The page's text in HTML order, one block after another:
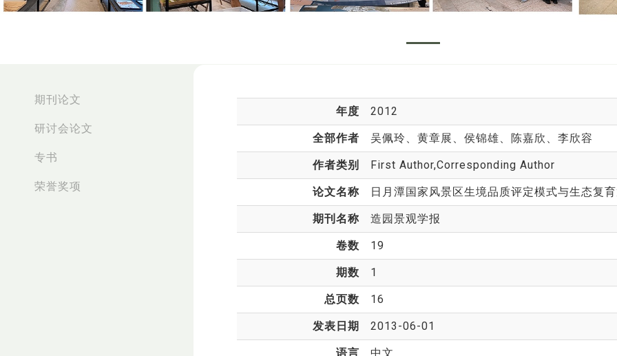
期刊论文
研讨会论文
专书
荣誉奖项
年度 2012
全部作者 吴佩玲 、黄章展、侯锦雄、陈嘉欣、李欣容
作者类别 First Author,Corresponding Author
论文名称 日月潭国家风景区生境品质评定模式与生态复
期刊名称 造园景观学报
卷数 19
期数 1
总页数 16
发表日期 2013-06-01
语言 中文